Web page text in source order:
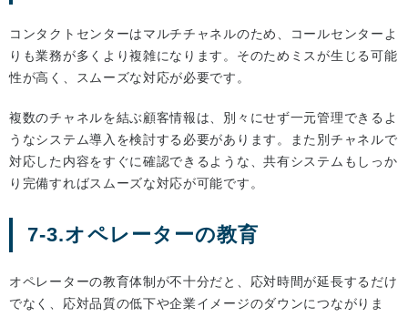
コンタクトセンターはマルチチャネルのため、コールセンターよ
りも業務が多くより複雑になります。そのためミスが生じる可能
性が高く、スムーズな対応が必要です。
複数のチャネルを結ぶ顧客情報は、別々にせず一元管理できるよ
うなシステム導入を検討する必要があります。また別チャネルで
対応した内容をすぐに確認できるような、共有システムもしっか
り完備すればスムーズな対応が可能です。
7-3.オペレーターの教育
オペレーターの教育体制が不十分だと、応対時間が延長するだけ
でなく、応対品質の低下や企業イメージのダウンにつながりま